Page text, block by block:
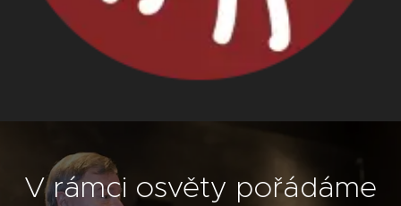
V rámci osvěty pořádáme